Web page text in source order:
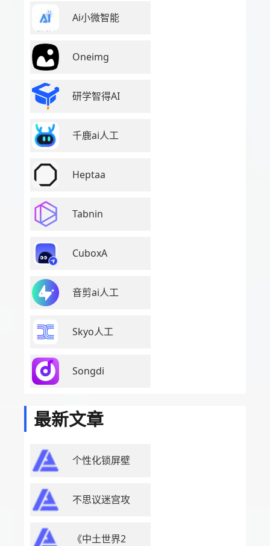
Ai小微智能
Oneimg
研学智得AI
千鹿ai人工
Heptaa
Tabnin
CuboxA
音剪ai人工
Skyo人工
Songdi
最新文章
个性化锁屏壁
不思议迷宫攻
《中土世界2